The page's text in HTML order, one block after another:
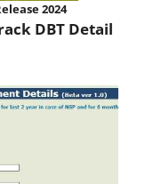
2024
DBT Detail